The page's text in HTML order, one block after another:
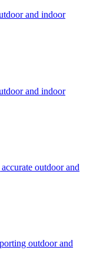
and indoor
and indoor
outdoor and
outdoor and